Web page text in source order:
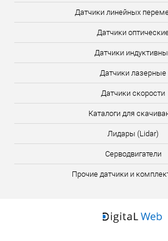
Датчики линейных
Датчики
Датчики
Датчики лазерные
Датчики скорости
Каталоги для
Лидары (Lidar)
Серводвигатели
Прочие датчики и